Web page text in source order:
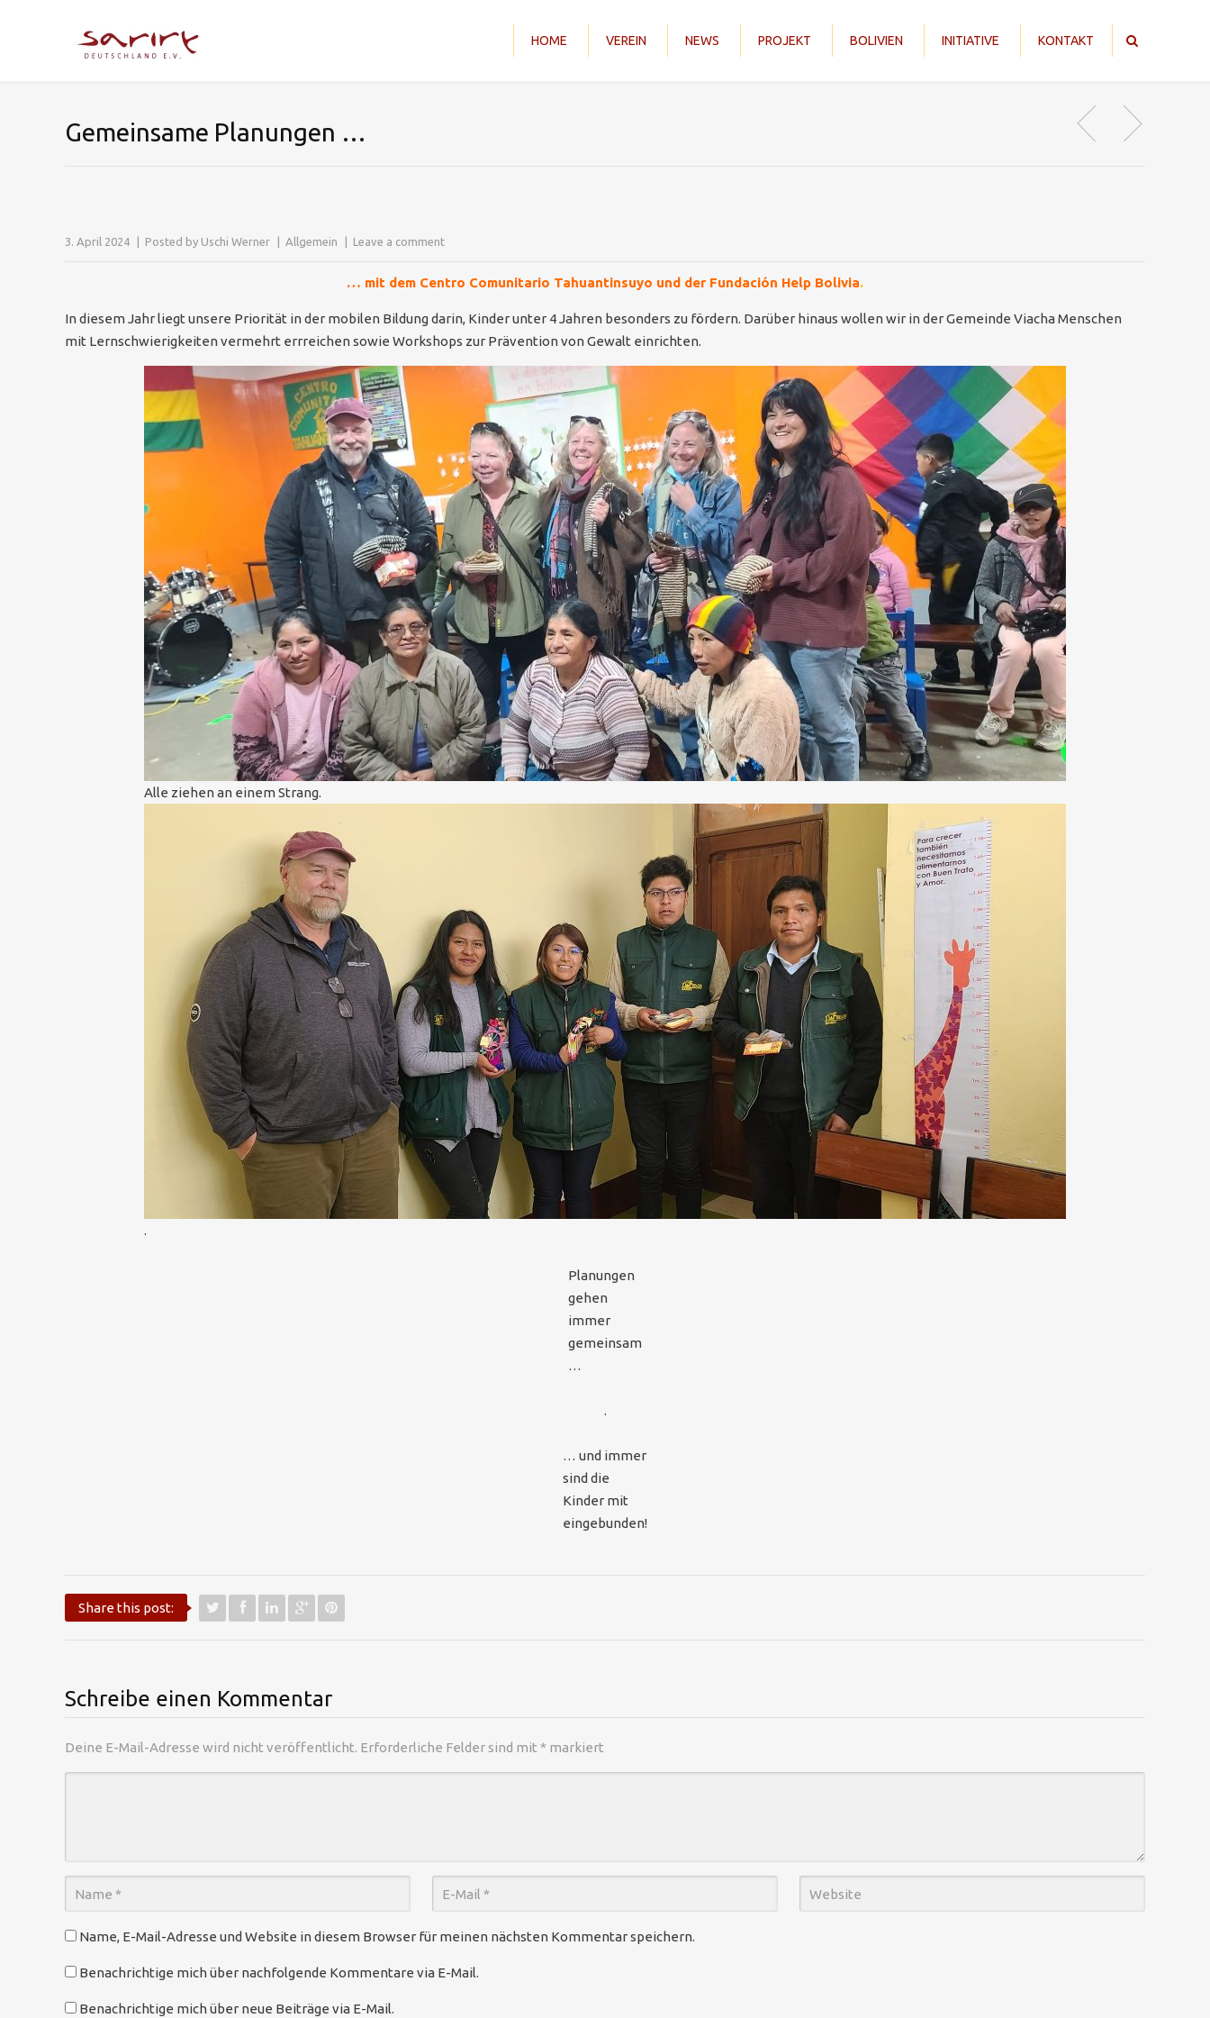
HOME VEREIN NEWS PROJEKT BOLIVIEN INITIATIVE KONTAKT
Gemeinsame Planungen …
3. April 2024 Posted by Uschi Werner Allgemein Leave a comment
… mit dem Centro Comunitario Tahuantinsuyo und der Fundación Help Bolivia.
In diesem Jahr liegt unsere Priorität in der mobilen Bildung darin, Kinder unter 4 Jahren besonders zu fördern. Darüber hinaus wollen wir in der Gemeinde Viacha Menschen
mit Lernschwierigkeiten vermehrt errreichen sowie Workshops zur Prävention von Gewalt einrichten.
Alle ziehen an einem Strang.
.
Planungen
gehen
immer
gemeinsam
…
.
… und immer
sind die
Kinder mit
eingebunden!
Share this post:
Schreibe einen Kommentar
Deine E-Mail-Adresse wird nicht veröffentlicht. Erforderliche Felder sind mit * markiert
Name, E-Mail-Adresse und Website in diesem Browser für meinen nächsten Kommentar speichern.
Benachrichtige mich über nachfolgende Kommentare via E-Mail.
Benachrichtige mich über neue Beiträge via E-Mail.